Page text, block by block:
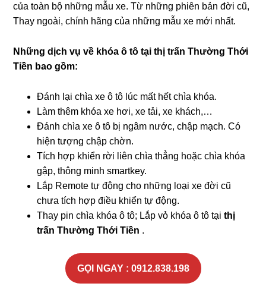
của toàn bộ những mẫu xe. Từ những phiên bản đời cũ,
Thay ngoài, chính hãng của những mẫu xe mới nhất.
Những dịch vụ về khóa ô tô tại thị trấn Thường Thới
Tiền bao gồm:
Đánh lại chìa xe ô tô lúc mất hết chìa khóa.
Làm thêm khóa xe hơi, xe tải, xe khách,…
Đánh chìa xe ô tô bị ngâm nước, chập mạch. Có
hiện tượng chập chờn.
Tích hợp khiển rời liên chìa thẳng hoặc chìa khóa
gập, thông minh smartkey.
Lắp Remote tự động cho những loại xe đời cũ
chưa tích hợp điều khiển tự động.
Thay pin chìa khóa ô tô; Lắp vỏ khóa ô tô tạithị
trấn Thường Thới Tiền .
GỌI NGAY : 0912.838.198